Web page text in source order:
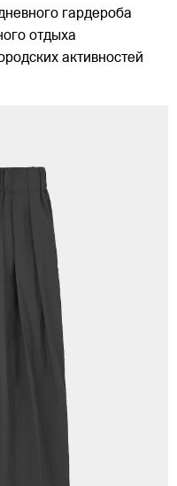
гардероба
отдыха
активностей